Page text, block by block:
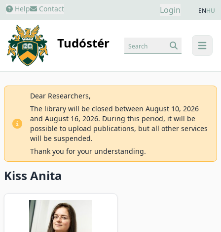
Help Contact Login ENHU
Tudóstér menu
Search
Dear Researchers,
The library will be closed between August 10, 2026
and August 16, 2026. During this period, it will be
possible to upload publications, but all other services
will be suspended.
Thank you for your understanding.
Kiss Anita